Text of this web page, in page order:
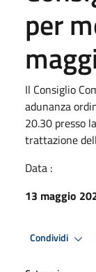
per
Il Consiglio
adunanza
20.30 presso
trattazione
Data :
13 maggio
Condividi